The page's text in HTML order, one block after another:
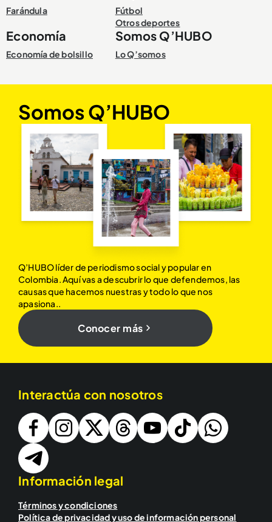
Farándula
Fútbol
Otros deportes
Economía
Economía de bolsillo
Somos Q’HUBO
Lo Q’somos
Somos Q’HUBO
Q’HUBO líder de periodismo social y popular en
Colombia. Aquí vas a descubrir lo que defendemos, las
causas que hacemos nuestras y todo lo que nos
apasiona..
Conocer más
Interactúa con nosotros
Información legal
Términos y condiciones
Política de privacidad y uso de información personal